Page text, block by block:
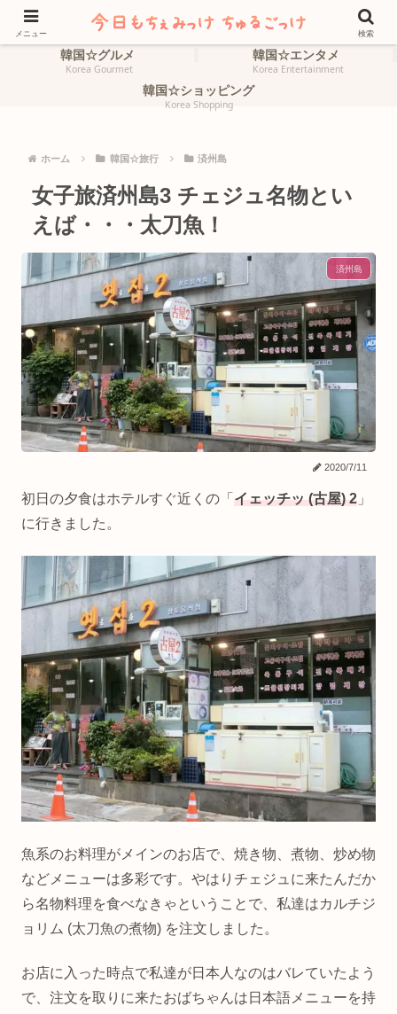
ホーム
HOME
韓国☆旅行
韓国☆グルメ
Korea Gourmet
韓国☆エンタメ
Korea Entertainment
韓国☆ショッピング
Korea Shopping
ホーム 韓国☆旅行 済州島
女子旅済州島3 チェジュ名物とい
えば・・・太刀魚！
済州島
2020/7/11
初日の夕食はホテルすぐ近くの「 イェッチッ (古屋) 2 」
に行きました。
魚系のお料理がメインのお店で、焼き物、煮物、炒め物
などメニューは多彩です。やはりチェジュに来たんだか
ら名物料理を食べなきゃということで、私達はカルチジ
ョリム (太刀魚の煮物) を注文しました。
お店に入った時点で私達が日本人なのはバレていたよう
で、注文を取りに来たおばちゃんは日本語メニューを持
メニュー 検索